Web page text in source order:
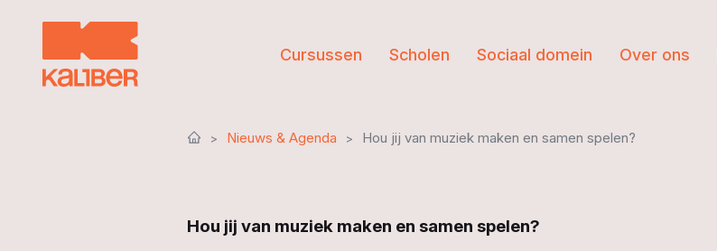
Cursussen Scholen Sociaal domein Over ons
Nieuws & Agenda Hou jij van muziek maken en samen spelen?
Hou jij van muziek maken en samen spelen?